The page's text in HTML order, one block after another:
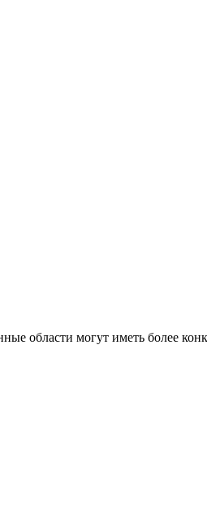
области могут иметь более